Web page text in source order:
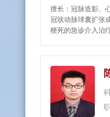
擅长：冠脉造影、
冠状动脉球囊扩张
梗死的急诊介入治